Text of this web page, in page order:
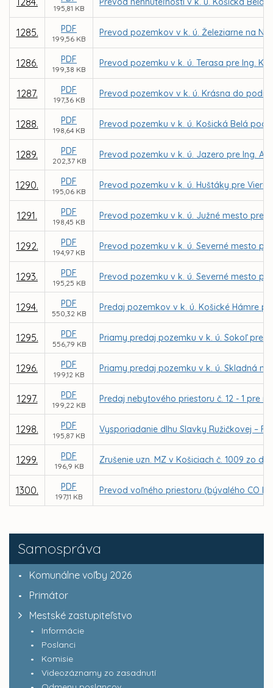
Samospráva
Komunálne voľby 2026
Primátor
Mestské zastupiteľstvo
Informácie
Poslanci
Komisie
Videozáznamy zo zasadnutí
195,81 KB
1285. PDF
199,56 KB
Prevod pozemkov v k. ú. Železiarne na
1286. PDF
199,38 KB
Prevod pozemku v k. ú. Terasa pre Ing.
1287. PDF
197,36 KB
Prevod pozemkov v k. ú. Krásna do
1288. PDF
198,64 KB
Prevod pozemku v k. ú. Košická Belá
1289. PDF
202,37 KB
Prevod pozemku v k. ú. Jazero pre Ing.
1290. PDF
195,06 KB
Prevod pozemku v k. ú. Huštáky pre Vieru
1291. PDF
198,45 KB
Prevod pozemku v k. ú. Južné mesto pre
1292. PDF
194,97 KB
Prevod pozemku v k. ú. Severné mesto
1293. PDF
195,25 KB
Prevod pozemku v k. ú. Severné mesto
1294. PDF
550,32 KB
Predaj pozemkov v k. ú. Košické Hámre
1295. PDF
556,79 KB
Priamy predaj pozemku v k. ú. Sokoľ pre
1296. PDF
199,12 KB
Priamy predaj pozemku v k. ú. Skladná
1297. PDF
199,22 KB
Predaj nebytového priestoru č. 12 - 1 pre
1298. PDF
195,87 KB
Vysporiadanie dlhu Slavky Ružičkovej –
1299. PDF
196,9 KB
Zrušenie uzn. MZ v Košiciach č. 1009 zo
1300. PDF
197,11 KB
Prevod voľného priestoru (bývalého CO